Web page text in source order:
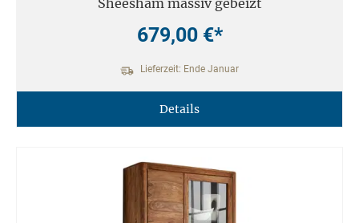
Sheesham massiv gebeizt
679,00 €*
Lieferzeit: Ende Januar
Details